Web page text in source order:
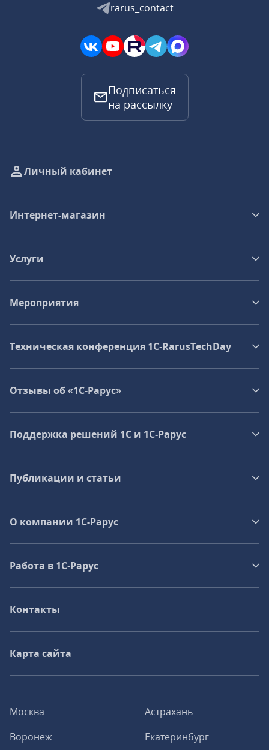
rarus_contact
Подписаться
на рассылку
Москва
Астрахань
Воронеж
Екатеринбург
Личный кабинет
Интернет-магазин
Услуги
Мероприятия
Техническая конференция 1C‑RarusTechDay
Отзывы об «1С-Рарус»
Поддержка решений 1С и 1С‑Рарус
Публикации и статьи
О компании 1C-Рарус
Работа в 1С‑Рарус
Контакты
Карта сайта